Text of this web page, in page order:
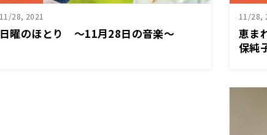
11/28, 2021
日曜のほとり ～11月28日の音楽～
11/28,
恵ま
保純